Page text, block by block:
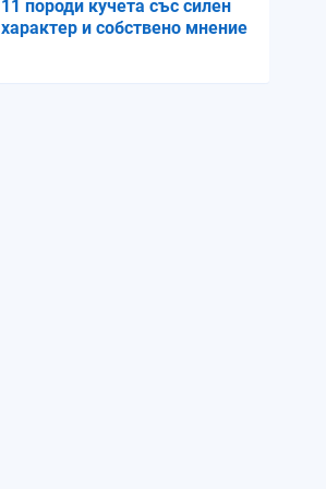
11 породи кучета със силен
характер и собствено мнение